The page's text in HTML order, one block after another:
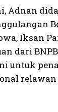
Adnan
Iksan
dari
untuk
relawan